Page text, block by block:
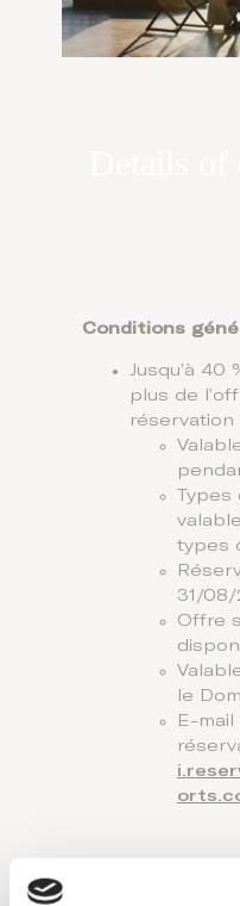
Conditions
Jusqu’à 40
plus de
réservation
types
31/08/
Offre
le
E-